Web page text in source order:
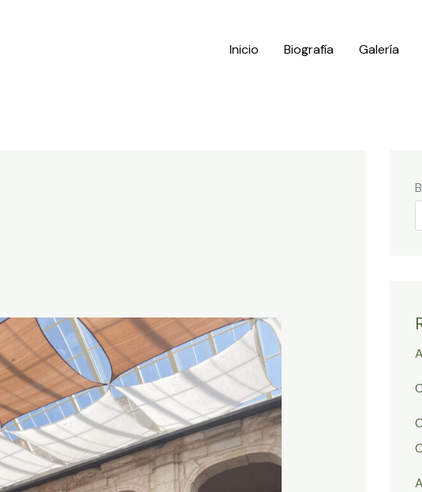
Inicio Biografía Galería